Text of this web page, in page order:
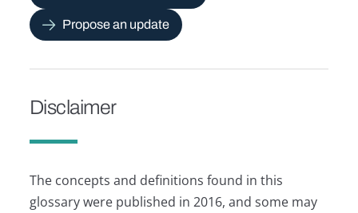
Propose an update
Disclaimer
The concepts and definitions found in this
glossary were published in 2016, and some may